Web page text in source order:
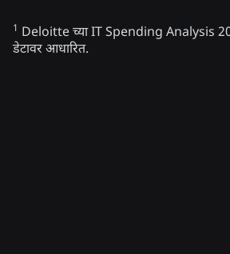
1 Deloitte च्या IT Spending Analysis
डेटावर आधारित.